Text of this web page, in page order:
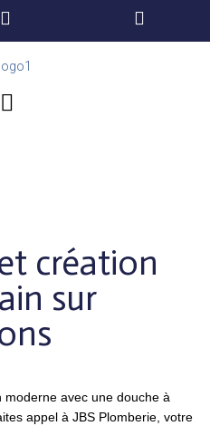
plombier à
Plomberie
création
sur
moderne avec une douche à
appel à JBS Plomberie, votre